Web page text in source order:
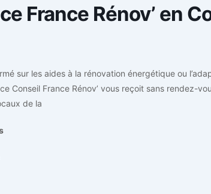
France Rénov’ en
sur les aides à la rénovation énergétique ou
Conseil France Rénov’ vous reçoit sans rendez-
de la